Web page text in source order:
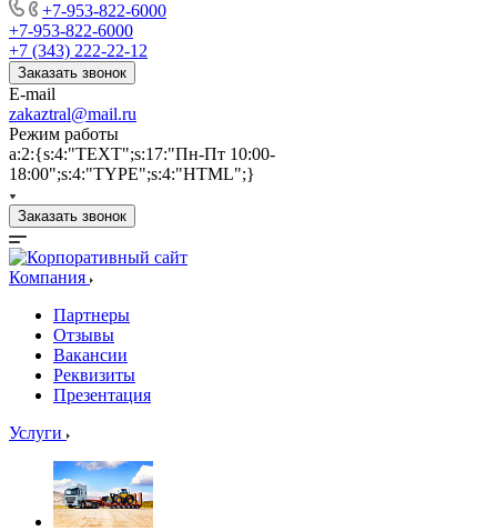
+7-953-822-6000
+7-953-822-6000
+7 (343) 222-22-12
Заказать звонок
E-mail
zakaztral@mail.ru
Режим работы
a:2:{s:4:"TEXT";s:17:"Пн-Пт 10:00-
18:00";s:4:"TYPE";s:4:"HTML";}
Заказать звонок
Компания
Партнеры
Отзывы
Вакансии
Реквизиты
Презентация
Услуги